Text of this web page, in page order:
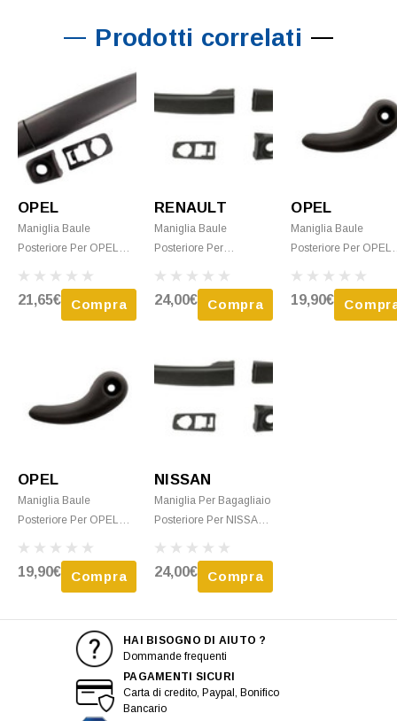
Prodotti correlati
OPEL
Maniglia Baule
Posteriore Per OPEL
2019, Modello Doppia
Porta Posteriore, Nera,
21,65€ Compra
RENAULT
Maniglia Baule
Posteriore Per
Dal 2010 Al 2014,
Modello Doppia Porta
24,00€ Compra
OPEL
Maniglia Baule
Posteriore Per OPEL
2019, Interna, Nera,
Modello 2 Porte,
19,90€
OPEL
Maniglia Baule
Posteriore Per OPEL
2003 Al 2010, Interna,
Nera, Modello 2 Porte,
19,90€ Compra
NISSAN
Maniglia Per Bagagliaio
Posteriore Per NISSAN
Modello Doppia Porta
Posteriore, Nuova Da
24,00€ Compra
HAI BISOGNO DI AIUTO ?
Dommande frequenti
PAGAMENTI SICURI
Carta di credito, Paypal, Bonifico
Bancario